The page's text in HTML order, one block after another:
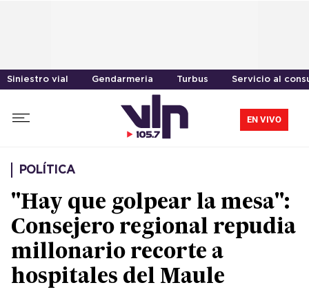
Siniestro vial Gendarmeria Turbus Servicio al
EN VIVO
POLÍTICA
"Hay que golpear la mesa":
Consejero regional repudia
millonario recorte a
hospitales del Maule